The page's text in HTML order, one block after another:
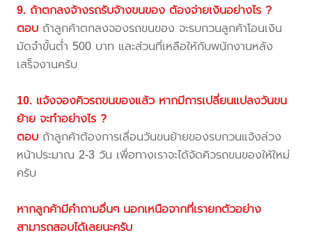
9. ถ้าตกลงจ้างรถรับจ้างขนของ ต้องจ่ายเงินอย่างไร ?
ตอบ ถ้าลูกค้าตกลงจองรถขนของ จะรบกวนลูกค้าโอนเงิน
มัดจำขั้นต่ำ 500 บาท และส่วนที่เหลือให้กับพนักงานหลัง
เสร็จงานครับ
10. แจ้งจองคิวรถขนของแล้ว หากมีการเปลี่ยนแปลงวันขน
ย้าย จะทำอย่างไร ?
ตอบ ถ้าลูกค้าต้องการเลื่อนวันขนย้ายของรบกวนแจ้งล่วง
หน้าประมาณ 2-3 วัน เพื่อทางเราจะได้จัดคิวรถขนของให้ใหม่
ครับ
หากลูกค้ามีคำถามอื่นๆ นอกเหนือจากที่เรายกตัวอย่าง
สามารถสอบได้เลยนะครับ